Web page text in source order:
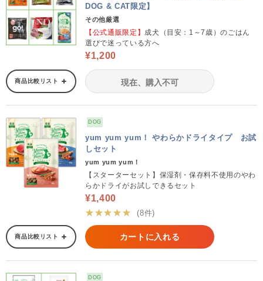
DOG & CAT限定】
その他厳選
【公式通販限定】 成犬（目安：1～7歳）のごはん
選びで迷っている方へ
¥1,200
商品比較リスト 現在、購入不可
DOG
yum yum yum！ やわらかドライタイプ お試
しセット
yum yum yum！
【スターターセット】保湿剤・保存料不使用のやわ
らかドライがお試しできるセット
¥1,400
★★★★★
(8件)
商品比較リスト カートに入れる
DOG